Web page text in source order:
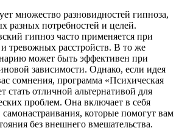
множество разновидностей гипноза,
разных потребностей и целей.
гипноз часто применяется при
тревожных расстройств. В то же
может быть эффективен при
зависимости. Однако, если идея
сомнения, программа «Психическая
стать отличной альтернативой для
проблем. Она включает в себя
которые помогут вам
без внешнего вмешательства.